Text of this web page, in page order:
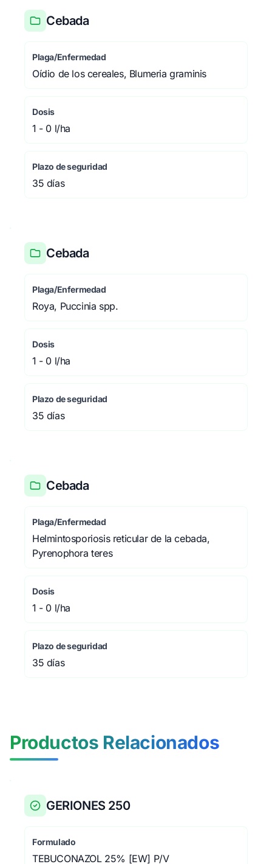
Cebada
Plaga/Enfermedad
Oídio de los cereales, Blumeria graminis
Dosis
1 - 0 l/ha
Plazo de seguridad
35 días
Cebada
Plaga/Enfermedad
Roya, Puccinia spp.
Dosis
1 - 0 l/ha
Plazo de seguridad
35 días
Cebada
Plaga/Enfermedad
Helmintosporiosis reticular de la cebada,
Pyrenophora teres
Dosis
1 - 0 l/ha
Plazo de seguridad
35 días
Productos Relacionados
GERIONES 250
Formulado
TEBUCONAZOL 25% [EW] P/V